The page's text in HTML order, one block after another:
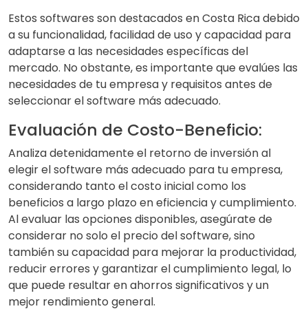
Estos softwares son destacados en Costa Rica debido
a su funcionalidad, facilidad de uso y capacidad para
adaptarse a las necesidades específicas del
mercado. No obstante, es importante que evalúes las
necesidades de tu empresa y requisitos antes de
seleccionar el software más adecuado.
Evaluación de Costo-Beneficio:
Analiza detenidamente el retorno de inversión al
elegir el software más adecuado para tu empresa,
considerando tanto el costo inicial como los
beneficios a largo plazo en eficiencia y cumplimiento.
Al evaluar las opciones disponibles, asegúrate de
considerar no solo el precio del software, sino
también su capacidad para mejorar la productividad,
reducir errores y garantizar el cumplimiento legal, lo
que puede resultar en ahorros significativos y un
mejor rendimiento general.